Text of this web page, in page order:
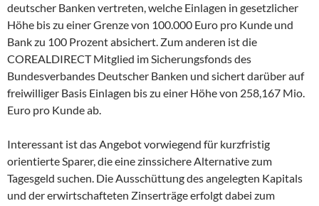
deutscher Banken vertreten, welche Einlagen in gesetzlicher
Höhe bis zu einer Grenze von 100.000 Euro pro Kunde und
Bank zu 100 Prozent absichert. Zum anderen ist die
COREALDIRECT Mitglied im Sicherungsfonds des
Bundesverbandes Deutscher Banken und sichert darüber auf
freiwilliger Basis Einlagen bis zu einer Höhe von 258,167 Mio.
Euro pro Kunde ab.
Interessant ist das Angebot vorwiegend für kurzfristig
orientierte Sparer, die eine zinssichere Alternative zum
Tagesgeld suchen. Die Ausschüttung des angelegten Kapitals
und der erwirtschafteten Zinserträge erfolgt dabei zum